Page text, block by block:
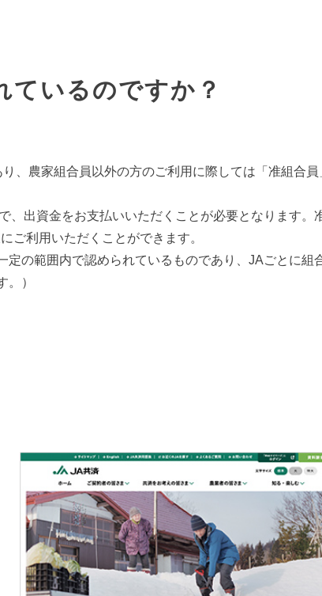
ているのですか？
、農家組合員以外の方のご利用に際しては「准組合員
出資金をお支払いいただくことが必要となります。
ご利用いただくことができます。
定の範囲内で認められているものであり、JAごとに組
）